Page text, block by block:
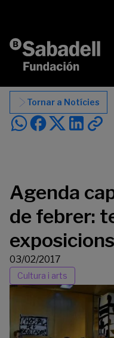
Tornar a Notícies
Agenda
de febrer:
exposicions
03/02/2017
Cultura i arts